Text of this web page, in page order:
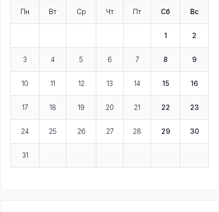
Пн Вт Ср Чт Пт Сб Вс
1 2
3 4 5 6 7 8 9
10 11 12 13 14 15 16
17 18 19 20 21 22 23
24 25 26 27 28 29 30
31